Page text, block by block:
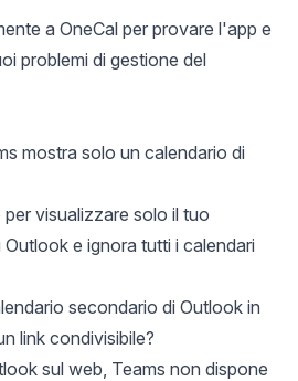
a OneCal per provare l'app e
problemi di gestione del
mostra solo un calendario di
visualizzare solo il tuo
e ignora tutti i calendari
secondario di Outlook in
link condivisibile?
sul web, Teams non dispone